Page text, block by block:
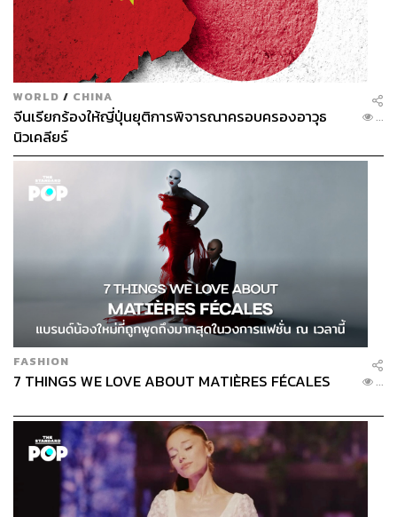
WORLD / CHINA
จีนเรียกร้องให้ญี่ปุ่นยุติการพิจารณาครอบครองอาวุธ
นิวเคลียร์
...
FASHION
7 THINGS WE LOVE ABOUT MATIÈRES FÉCALES ...